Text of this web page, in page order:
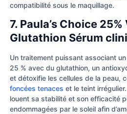
compatibilité sous le maquillage.
7. Paula’s Choice
Glutathion Sérum
Un traitement puissant associant
25 % avec du glutathion, un
et détoxifie les cellules de la peau,
foncées tenaces et le teint
louent sa stabilité et son efficacité
endommagées par le soleil afin